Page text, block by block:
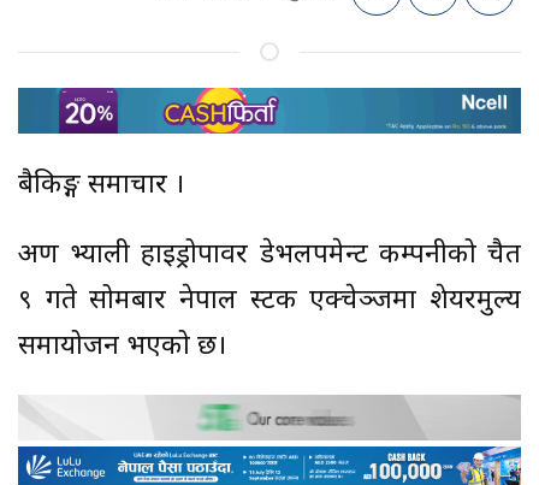
बैकिङ्ग समाचार ।
अरुण भ्याली हाइड्रोपावर डेभलपमेन्ट कम्पनीको चैत
९ गते सोमबार नेपाल स्टक एक्चेञ्जमा शेयरमुल्य
समायोजन भएको छ।